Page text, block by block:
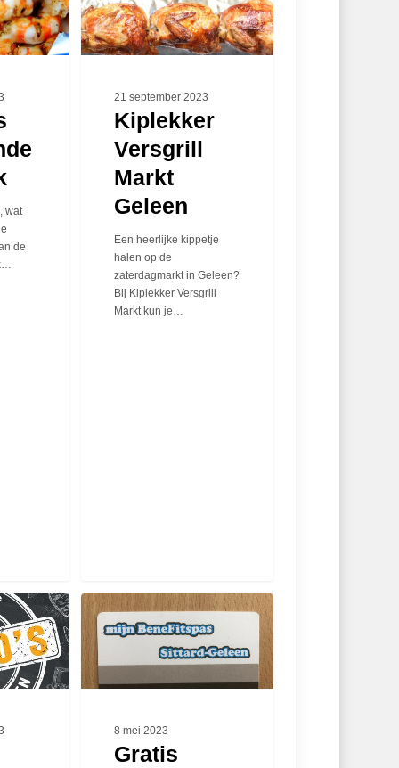
wat
de
Markt
Geleen
21 september 2023
Kiplekker
Versgrill
Markt
Geleen
Een heerlijke kippetje
halen op de
zaterdagmarkt in Geleen?
Bij Kiplekker Versgrill
Markt kun je…
Gratis
kortingspas
voor
Sittard-
kunnen
8 mei 2023
Gratis